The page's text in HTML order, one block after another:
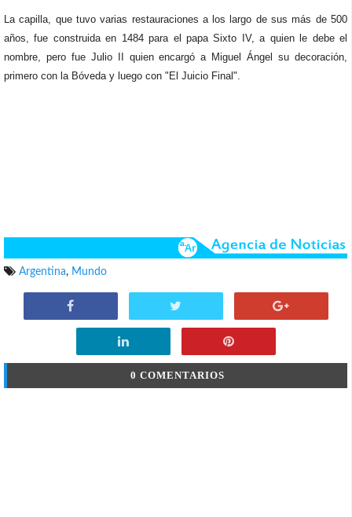
La capilla, que tuvo varias restauraciones a los largo de sus más de 500
años, fue construida en 1484 para el papa Sixto IV, a quien le debe el
nombre, pero fue Julio II quien encargó a Miguel Ángel su decoración,
primero con la Bóveda y luego con "El Juicio Final".
Argentina, Mundo
0 COMENTARIOS